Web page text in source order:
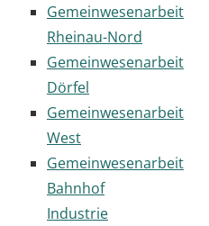
Gemeinwesenarbeit
Rheinau-Nord
Gemeinwesenarbeit
Dörfel
Gemeinwesenarbeit
West
Gemeinwesenarbeit
Bahnhof
Industrie